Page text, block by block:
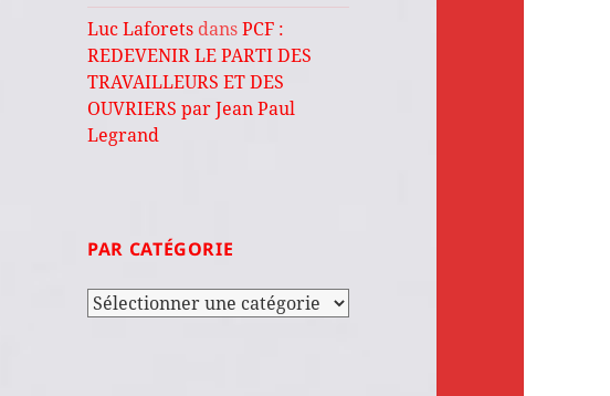
Luc Laforets dansPCF :
REDEVENIR LE PARTI DES
TRAVAILLEURS ET DES
OUVRIERS par Jean Paul
Legrand
PAR CATÉGORIE
Par